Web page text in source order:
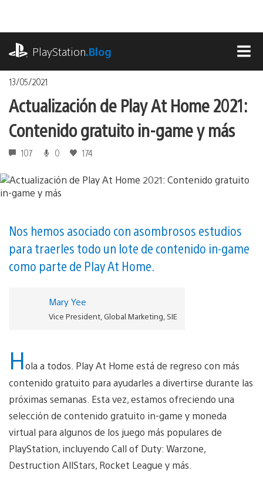
contenido
PlayStation.Blog
13/05/2021
Actualización de Play At Home 2021:
Contenido gratuito in-game y más
107 0 174
Nos hemos asociado con asombrosos estudios
para traerles todo un lote de contenido in-game
como parte de Play At Home.
Mary Yee
Vice President, Global Marketing, SIE
Hola a todos. Play At Home está de regreso con más
contenido gratuito para ayudarles a divertirse durante las
próximas semanas. Esta vez, estamos ofreciendo una
selección de contenido gratuito in-game y moneda
virtual para algunos de los juego más populares de
PlayStation, incluyendo Call of Duty: Warzone,
Destruction AllStars, Rocket League y más.